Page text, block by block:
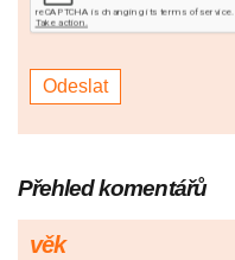
Přehled komentářů
věk